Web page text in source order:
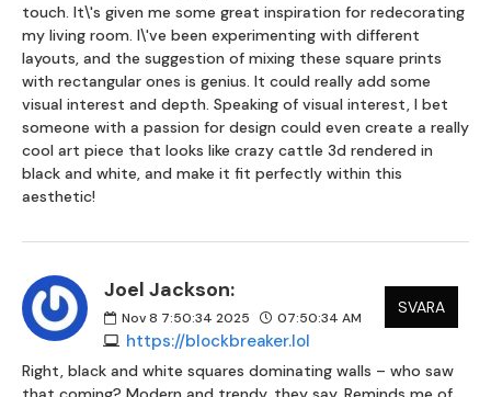
touch. It\'s given me some great inspiration for redecorating
my living room. I\'ve been experimenting with different
layouts, and the suggestion of mixing these square prints
with rectangular ones is genius. It could really add some
visual interest and depth. Speaking of visual interest, I bet
someone with a passion for design could even create a really
cool art piece that looks like crazy cattle 3d rendered in
black and white, and make it fit perfectly within this
aesthetic!
Joel Jackson:
Nov 8 7:50:34 2025 07:50:34 AM
https://blockbreaker.lol
SVARA
Right, black and white squares dominating walls – who saw